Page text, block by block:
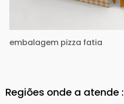
embalagem pizza fatia
Regiões onde a atende :